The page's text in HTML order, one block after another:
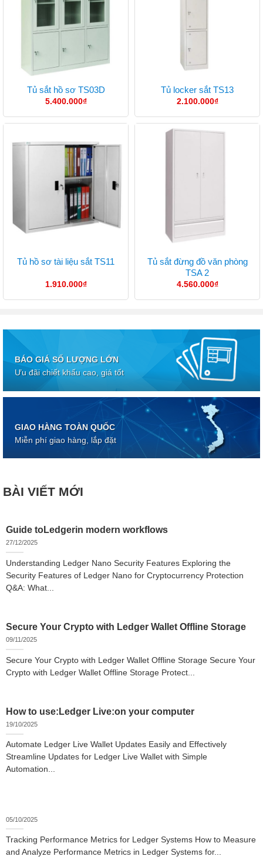
Tủ sắt hồ sơ TS03D
5.400.000₫
Tủ locker sắt TS13
2.100.000₫
Tủ hồ sơ tài liệu sắt TS11
1.910.000₫
Tủ sắt đừng đồ văn phòng
TSA 2
4.560.000₫
BÁO GIÁ SỐ LƯỢNG LỚN
Ưu đãi chiết khấu cao, giá tốt
GIAO HÀNG TOÀN QUỐC
Miễn phí giao hàng, lắp đặt
BÀI VIẾT MỚI
Guide toLedgerin modern workflows
27/12/2025
Understanding Ledger Nano Security Features Exploring the
Security Features of Ledger Nano for Cryptocurrency Protection
Q&A: What...
Secure Your Crypto with Ledger Wallet Offline Storage
09/11/2025
Secure Your Crypto with Ledger Wallet Offline Storage Secure Your
Crypto with Ledger Wallet Offline Storage Protect...
How to use:Ledger Live:on your computer
19/10/2025
Automate Ledger Live Wallet Updates Easily and Effectively
Streamline Updates for Ledger Live Wallet with Simple
Automation...
05/10/2025
Tracking Performance Metrics for Ledger Systems How to Measure
and Analyze Performance Metrics in Ledger Systems for...